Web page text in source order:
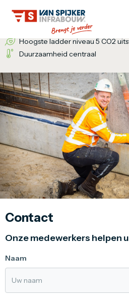
Wij bieden de totaaloplossing
Een inventieve denkwijze
Hoogste ladder niveau 5 CO2
Duurzaamheid centraal
Contact
Onze medewerkers helpen
Naam